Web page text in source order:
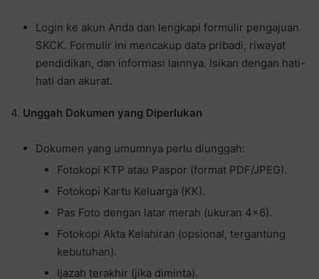
Login ke akun Anda dan lengkapi formulir pengajuan
SKCK. Formulir ini mencakup data pribadi, riwayat
pendidikan, dan informasi lainnya. Isikan dengan hati-
hati dan akurat.
4. Unggah Dokumen yang Diperlukan
Dokumen yang umumnya perlu diunggah:
Fotokopi KTP atau Paspor (format PDF/JPEG).
Fotokopi Kartu Keluarga (KK).
Pas Foto dengan latar merah (ukuran 4×6).
Fotokopi Akta Kelahiran (opsional, tergantung
kebutuhan).
Ijazah terakhir (jika diminta).